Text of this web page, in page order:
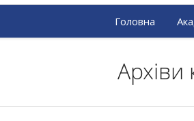
Головна
Архіви